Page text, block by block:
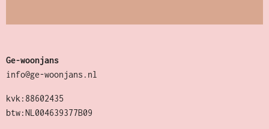
Ge-woonjans
info@ge-woonjans.nl
kvk:88602435
btw:NL004639377B09